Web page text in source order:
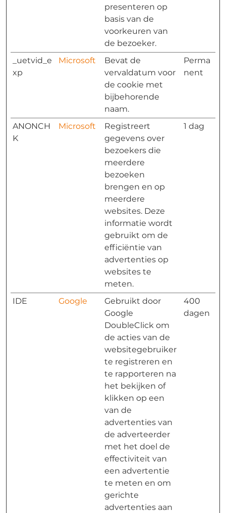
presenteren op
basis van de
voorkeuren van
de bezoeker.
_uetvid_e
xp
Microsoft
Bevat de
vervaldatum voor
de cookie met
bijbehorende
naam.
Perma
nent
ANONCH
K
Microsoft
Registreert
gegevens over
bezoekers die
meerdere
bezoeken
brengen en op
meerdere
websites. Deze
informatie wordt
gebruikt om de
efficiëntie van
advertenties op
websites te
meten.
1 dag
IDE Google
Gebruikt door
Google
DoubleClick om
de acties van de
websitegebruiker
te registreren en
te rapporteren na
het bekijken of
klikken op een
van de
advertenties van
de adverteerder
met het doel de
effectiviteit van
een advertentie
te meten en om
gerichte
advertenties aan
400
dagen